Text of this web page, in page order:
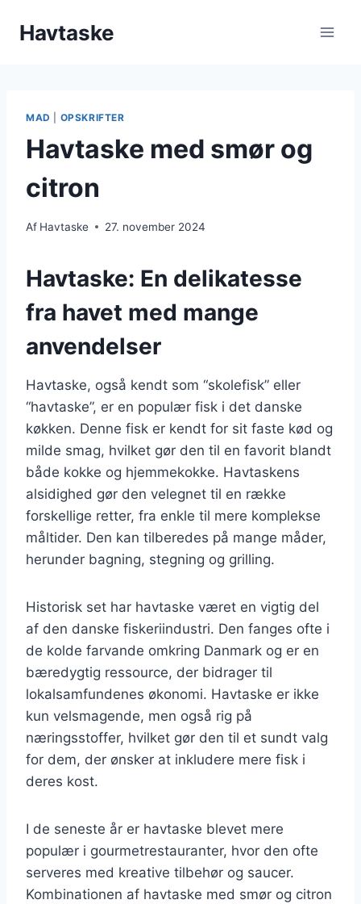
Havtaske
MAD OPSKRIFTER
Havtaske med smør og
citron
Af Havtaske 27. november 2024
Havtaske: En delikatesse
fra havet med mange
anvendelser
Havtaske, også kendt som “skolefisk” eller
“havtaske”, er en populær fisk i det danske
køkken. Denne fisk er kendt for sit faste kød og
milde smag, hvilket gør den til en favorit blandt
både kokke og hjemmekokke. Havtaskens
alsidighed gør den velegnet til en række
forskellige retter, fra enkle til mere komplekse
måltider. Den kan tilberedes på mange måder,
herunder bagning, stegning og grilling.
Historisk set har havtaske været en vigtig del
af den danske fiskeriindustri. Den fanges ofte i
de kolde farvande omkring Danmark og er en
bæredygtig ressource, der bidrager til
lokalsamfundenes økonomi. Havtaske er ikke
kun velsmagende, men også rig på
næringsstoffer, hvilket gør den til et sundt valg
for dem, der ønsker at inkludere mere fisk i
deres kost.
I de seneste år er havtaske blevet mere
populær i gourmetrestauranter, hvor den ofte
serveres med kreative tilbehør og saucer.
Kombinationen af havtaske med smør og citron